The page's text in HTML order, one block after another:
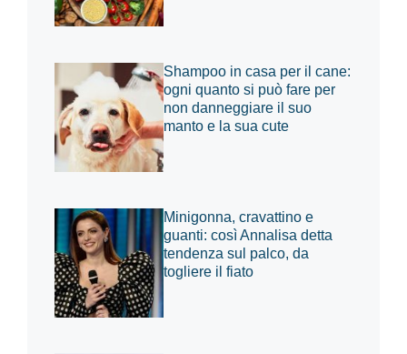
Shampoo in casa per il cane:
ogni quanto si può fare per
non danneggiare il suo
manto e la sua cute
Minigonna, cravattino e
guanti: così Annalisa detta
tendenza sul palco, da
togliere il fiato